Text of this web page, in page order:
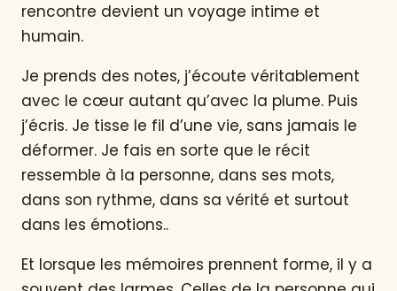
rencontre devient un voyage intime et
humain.
Je prends des notes, j’écoute véritablement
avec le cœur autant qu’avec la plume. Puis
j’écris. Je tisse le fil d’une vie, sans jamais le
déformer. Je fais en sorte que le récit
ressemble à la personne, dans ses mots,
dans son rythme, dans sa vérité et surtout
dans les émotions..
Et lorsque les mémoires prennent forme, il y a